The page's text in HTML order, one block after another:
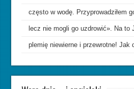
często w wodę. Przyprowadziłem
lecz nie mogli go uzdrowić». Na to
plemię niewierne i przewrotne! Jak